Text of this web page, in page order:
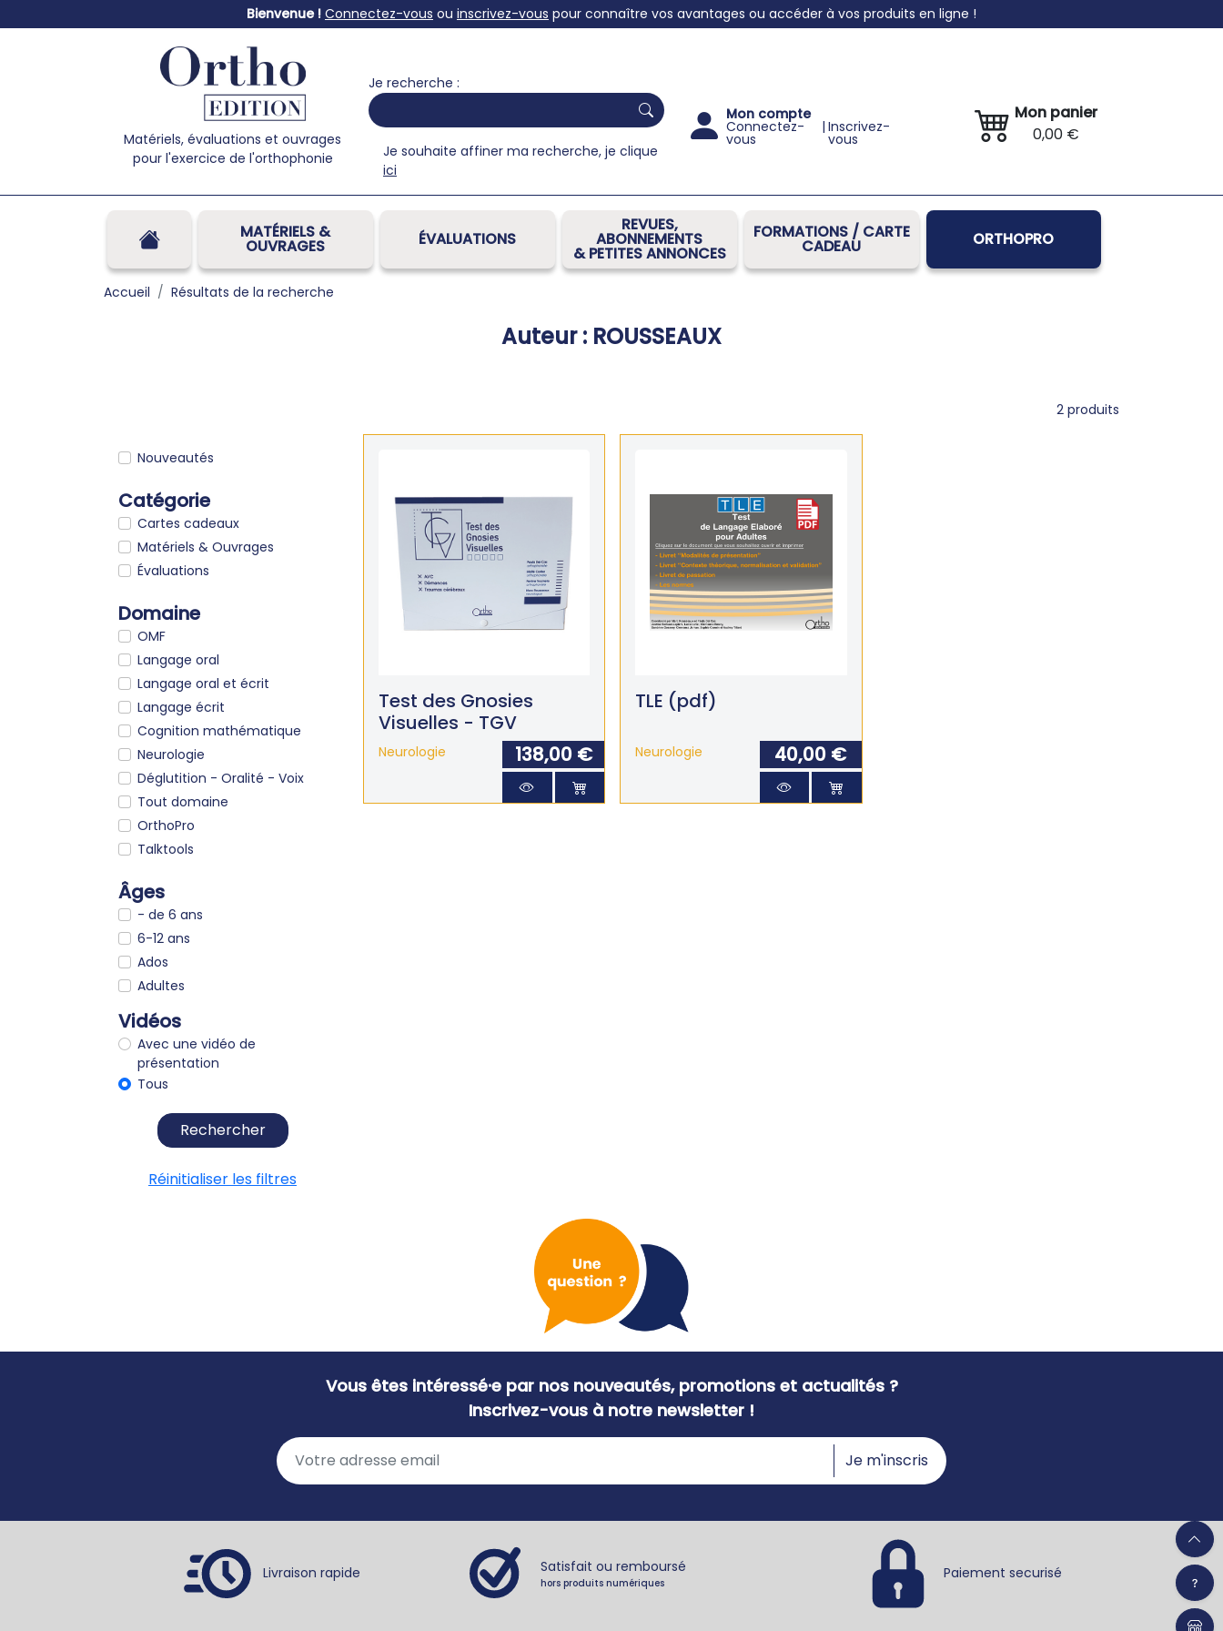
Bienvenue ! Connectez-vous ou inscrivez-vous pour connaître vos avantages ou accéder à vos produits en ligne !
Matériels, évaluations et ouvrages
pour l'exercice de l'orthophonie
Je recherche :
Je souhaite affiner ma recherche, je clique
ici
Mon compte
Connectez-
vous
| Inscrivez-
vous
Mon panier
0,00 €
MATÉRIELS &
OUVRAGES ÉVALUATIONS
REVUES,
ABONNEMENTS
& PETITES ANNONCES
FORMATIONS / CARTE
CADEAU ORTHOPRO
Accueil Résultats de la recherche
Auteur : ROUSSEAUX
2 produits
Nouveautés
Catégorie
Cartes cadeaux
Matériels & Ouvrages
Évaluations
Domaine
OMF
Langage oral
Langage oral et écrit
Langage écrit
Cognition mathématique
Neurologie
Déglutition - Oralité - Voix
Tout domaine
OrthoPro
Talktools
Âges
- de 6 ans
6-12 ans
Ados
Adultes
Vidéos
Avec une vidéo de
présentation
Tous
Rechercher
Réinitialiser les filtres
Test des Gnosies
Visuelles - TGV
Neurologie 138,00 €
TLE (pdf)
Neurologie 40,00 €
Vous êtes intéressé·e par nos nouveautés, promotions et actualités ?
Inscrivez-vous à notre newsletter !
Je m'inscris
Livraison rapide Satisfait ou remboursé
hors produits numériques
Paiement securisé